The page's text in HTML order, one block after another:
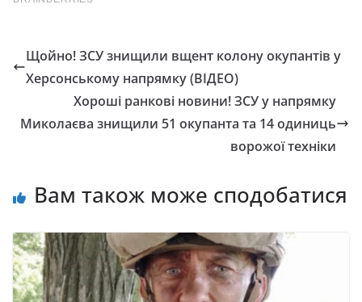
Щойно! ЗСУ знищили вщент колону окупантів у
Херсонському напрямку (ВІДЕО)
Хороші ранкові новини! ЗСУ у напрямку
Миколаєва знищили 51 окупанта та 14 одиниць
ворожої техніки
Вам також може сподобатися